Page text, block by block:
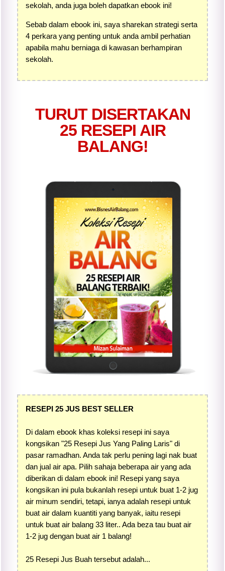
sekolah, anda juga boleh dapatkan ebook ini!
Sebab dalam ebook ini, saya sharekan strategi serta
4 perkara yang penting untuk anda ambil perhatian
apabila mahu berniaga di kawasan berhampiran
sekolah.
TURUT DISERTAKAN
25 RESEPI AIR
BALANG!
RESEPI 25 JUS BEST SELLER
Di dalam ebook khas koleksi resepi ini saya
kongsikan "25 Resepi Jus Yang Paling Laris" di
pasar ramadhan. Anda tak perlu pening lagi nak buat
dan jual air apa. Pilih sahaja beberapa air yang ada
diberikan di dalam ebook ini! Resepi yang saya
kongsikan ini pula bukanlah resepi untuk buat 1-2 jug
air minum sendiri, tetapi, ianya adalah resepi untuk
buat air dalam kuantiti yang banyak, iaitu resepi
untuk buat air balang 33 liter.. Ada beza tau buat air
1-2 jug dengan buat air 1 balang!
25 Resepi Jus Buah tersebut adalah...